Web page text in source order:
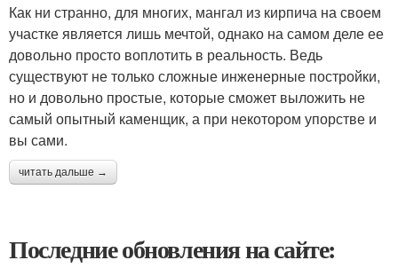
Как ни странно, для многих, мангал из кирпича на своем
участке является лишь мечтой, однако на самом деле ее
довольно просто воплотить в реальность. Ведь
существуют не только сложные инженерные постройки,
но и довольно простые, которые сможет выложить не
самый опытный каменщик, а при некотором упорстве и
вы сами.
читать дальше →
Последние обновления на сайте: